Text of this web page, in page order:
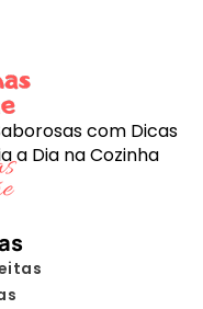
com Dicas
a Dia na Cozinha